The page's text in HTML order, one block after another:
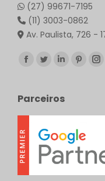
(27) 99671-7195
(11) 3003-0862
Av. Paulista, 726 -
Encontre-nos em:
Facebook
opens
new
window
Twitter
opens
new
window
Linkedin
opens
new
window
new
window
Parceiros